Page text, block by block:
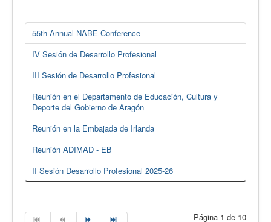
55th Annual NABE Conference
IV Sesión de Desarrollo Profesional
III Sesión de Desarrollo Profesional
Reunión en el Departamento de Educación, Cultura y
Deporte del Gobierno de Aragón
Reunión en la Embajada de Irlanda
Reunión ADIMAD - EB
II Sesión Desarrollo Profesional 2025-26
Página 1 de 10